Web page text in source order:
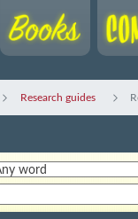
Research guides